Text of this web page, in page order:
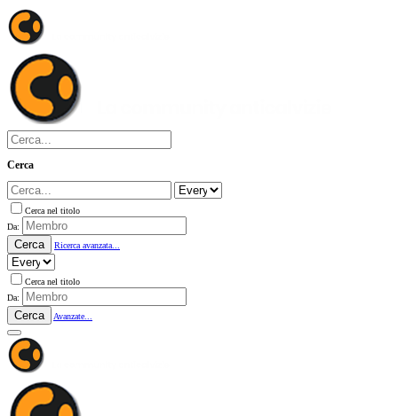
Cerca
Cerca nel titolo
Da:
Cerca Ricerca avanzata...
Cerca nel titolo
Da:
Cerca Avanzate...